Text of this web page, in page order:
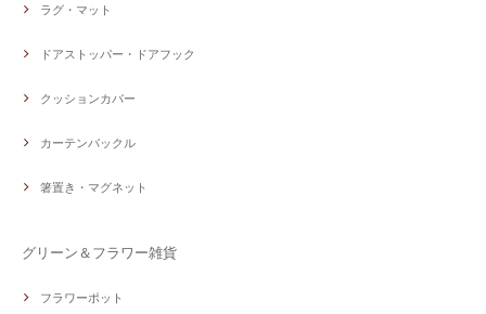
ラグ・マット
ドアストッパー・ドアフック
クッションカバー
カーテンバックル
箸置き・マグネット
グリーン＆フラワー雑貨
フラワーポット